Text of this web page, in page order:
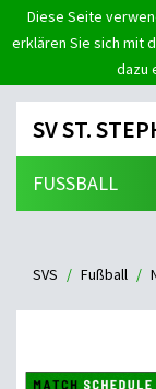
Diese Seite
erklären Sie sich mit
dazu
SV ST.
FUSSBALL
SVS Fußball